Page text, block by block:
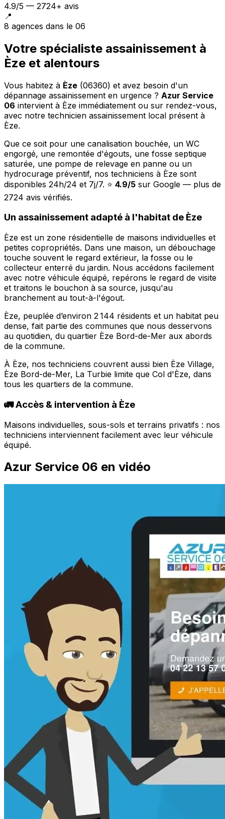
4.9/5 — 2724+ avis
📍
8 agences dans le 06
Votre spécialiste assainissement à
Èze et alentours
Vous habitez à Èze (06360) et avez besoin d'un
dépannage assainissement en urgence ? Azur Service
06 intervient à Èze immédiatement ou sur rendez-vous,
avec notre technicien assainissement local présent à
Èze.
Que ce soit pour une canalisation bouchée, un WC
engorgé, une remontée d'égouts, une fosse septique
saturée, une pompe de relevage en panne ou un
hydrocurage préventif, nos techniciens à Èze sont
disponibles 24h/24 et 7j/7. ⭐ 4.9/5 sur Google — plus de
2724 avis vérifiés.
Un assainissement adapté à l'habitat de Èze
Èze est un zone résidentielle de maisons individuelles et
petites copropriétés. Dans une maison, un débouchage
touche souvent le regard extérieur, la fosse ou le
collecteur enterré du jardin. Nous accédons facilement
avec notre véhicule équipé, repérons le regard de visite
et traitons le bouchon à sa source, jusqu'au
branchement au tout-à-l'égout.
Èze, peuplée d’environ 2 144 résidents et un habitat peu
dense, fait partie des communes que nous desservons
au quotidien, du quartier Èze Bord-de-Mer aux abords
de la commune.
À Èze, nos techniciens couvrent aussi bien Èze Village,
Èze Bord-de-Mer, La Turbie limite que Col d'Èze, dans
tous les quartiers de la commune.
🚛 Accès & intervention à Èze
Maisons individuelles, sous-sols et terrains privatifs : nos
techniciens interviennent facilement avec leur véhicule
équipé.
Azur Service 06 en vidéo